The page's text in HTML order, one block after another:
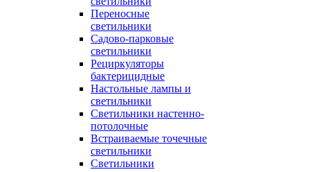
Переносные
светильники
Садово-парковые
светильники
Рециркуляторы
бактерицидные
Настольные лампы и
светильники
Светильники настенно-
потолочные
Встраиваемые точечные
светильники
Светильники